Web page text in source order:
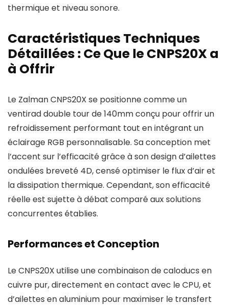
thermique et niveau sonore.
Caractéristiques Techniques
Détaillées : Ce Que le CNPS20X a
à Offrir
Le Zalman CNPS20X se positionne comme un
ventirad double tour de 140mm conçu pour offrir un
refroidissement performant tout en intégrant un
éclairage RGB personnalisable. Sa conception met
l’accent sur l’efficacité grâce à son design d’ailettes
ondulées breveté 4D, censé optimiser le flux d’air et
la dissipation thermique. Cependant, son efficacité
réelle est sujette à débat comparé aux solutions
concurrentes établies.
Performances et Conception
Le CNPS20X utilise une combinaison de caloducs en
cuivre pur, directement en contact avec le CPU, et
d’ailettes en aluminium pour maximiser le transfert